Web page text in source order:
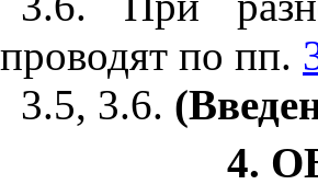
проводят по пп.
3.5, 3.6.
4.